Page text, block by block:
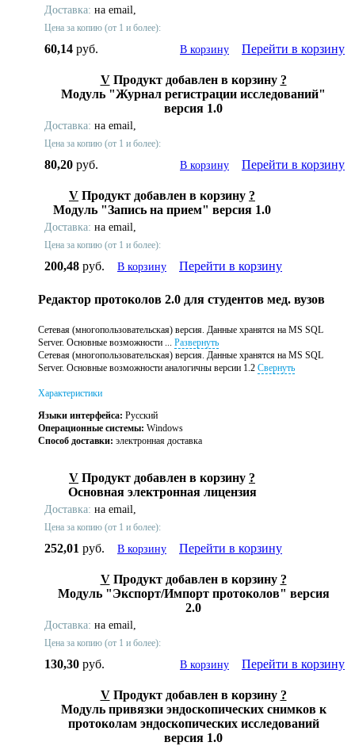
Доставка: на email,
Цена за копию (от 1 и более):
60,14 руб. В корзину Перейти в корзину
V Продукт добавлен в корзину ?
Модуль "Журнал регистрации исследований"
версия 1.0
Доставка: на email,
Цена за копию (от 1 и более):
80,20 руб. В корзину Перейти в корзину
V Продукт добавлен в корзину ?
Модуль "Запись на прием" версия 1.0
Доставка: на email,
Цена за копию (от 1 и более):
200,48 руб. В корзину Перейти в корзину
Редактор протоколов 2.0 для студентов мед. вузов
Сетевая (многопользовательская) версия. Данные хранятся на MS SQL
Server. Основные возможности ... Развернуть
Сетевая (многопользовательская) версия. Данные хранятся на MS SQL
Server. Основные возможности аналогичны версии 1.2 Свернуть
Характеристики
Языки интерфейса: Русский
Операционные системы: Windows
Способ доставки: электронная доставка
V Продукт добавлен в корзину ?
Основная электронная лицензия
Доставка: на email,
Цена за копию (от 1 и более):
252,01 руб. В корзину Перейти в корзину
V Продукт добавлен в корзину ?
Модуль "Экспорт/Импорт протоколов" версия
2.0
Доставка: на email,
Цена за копию (от 1 и более):
130,30 руб. В корзину Перейти в корзину
V Продукт добавлен в корзину ?
Модуль привязки эндоскопических снимков к
протоколам эндоскопических исследований
версия 1.0